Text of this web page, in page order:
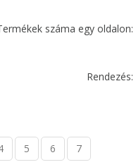
száma egy oldalon:
Rendezés:
5 6 7